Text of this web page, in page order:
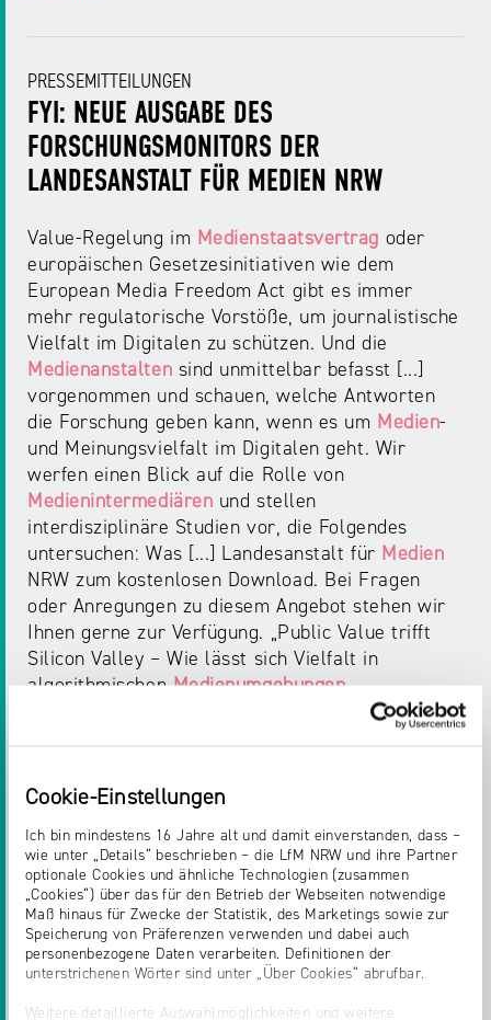
Cookie-Einstellungen
Ich bin mindestens 16 Jahre alt und damit einverstanden, dass –
wie unter „Details“ beschrieben – die LfM NRW und ihre Partner
optionale Cookies und ähnliche Technologien (zusammen
„Cookies“) über das für den Betrieb der Webseiten notwendige
Maß hinaus für Zwecke der Statistik, des Marketings sowie zur
Speicherung von Präferenzen verwenden und dabei auch
personenbezogene Daten verarbeiten. Definitionen der
unterstrichenen Wörter sind unter „Über Cookies“ abrufbar.
Weitere detaillierte Auswahlmöglichkeiten und weitere
PRESSEMITTEILUNGEN
FYI: NEUE AUSGABE DES
FORSCHUNGSMONITORS DER
LANDESANSTALT FÜR MEDIEN NRW
Value-Regelung im Medienstaatsvertrag oder
europäischen Gesetzesinitiativen wie dem
European Media Freedom Act gibt es immer
mehr regulatorische Vorstöße, um journalistische
Vielfalt im Digitalen zu schützen. Und die
Medienanstalten sind unmittelbar befasst [...]
vorgenommen und schauen, welche Antworten
die Forschung geben kann, wenn es um Medien-
und Meinungsvielfalt im Digitalen geht. Wir
werfen einen Blick auf die Rolle von
Medienintermediären und stellen
interdisziplinäre Studien vor, die Folgendes
untersuchen: Was [...] Landesanstalt für Medien
NRW zum kostenlosen Download. Bei Fragen
oder Anregungen zu diesem Angebot stehen wir
Ihnen gerne zur Verfügung. „Public Value trifft
Silicon Valley – Wie lässt sich Vielfalt in
algorithmischenMedienumgebungen
PRESSEMITTEILUNGEN
CYBERGROOMING GEMEINSAM STOPPEN
fürMedienNRW unterwww.medienanstalt-
nrw.de/cybergroomingabrufbar ist. Die